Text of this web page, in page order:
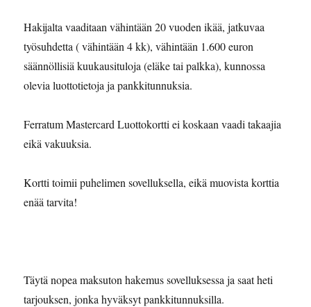
Hakijalta vaaditaan vähintään 20 vuoden ikää, jatkuvaa
työsuhdetta ( vähintään 4 kk), vähintään 1.600 euron
säännöllisiä kuukausituloja (eläke tai palkka), kunnossa
olevia luottotietoja ja pankkitunnuksia.
Ferratum Mastercard Luottokortti ei koskaan vaadi takaajia
eikä vakuuksia.
Kortti toimii puhelimen sovelluksella, eikä muovista korttia
enää tarvita!
Täytä nopea maksuton hakemus sovelluksessa ja saat heti
tarjouksen, jonka hyväksyt pankkitunnuksilla.